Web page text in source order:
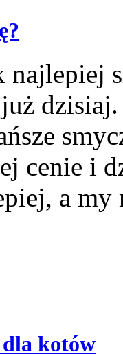
najlepiej
cenie i
a
kotów